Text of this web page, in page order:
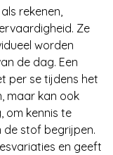
rekenen,
Ze
worden
de dag. Een
per se tijdens het
maar kan ook
om kennis te
de stof begrijpen.
en geeft